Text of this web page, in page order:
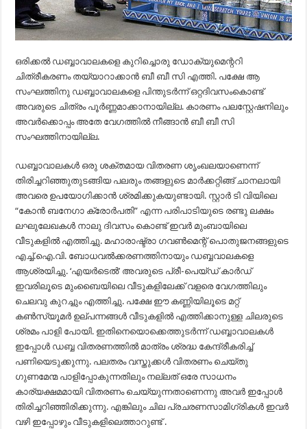
ഒരിക്കൽ ഡബ്ബാവാലകളെ കുറിച്ചൊരു ഡോക്യുമെന്ററി
ചിത്രീകരണം തയ്യാറാക്കാൻ ബീ ബീ സി എത്തി. പക്ഷേ ആ
സംഘത്തിനു ഡബ്ബാവാലകളെ പിന്തുടർന്ന് ഒറ്റദിവസംകൊണ്ട്
അവരുടെ ചിത്രം പൂർണ്ണമാക്കാനായില്ല. കാരണം പലസ്റ്റേഷനിലും
അവർക്കൊപ്പം അതേ വേഗത്തിൽ നീങ്ങാൻ ബീ ബീ സി
സംഘത്തിനായില്ല.
ഡബ്ബാവാലകൾ ഒരു ശക്തമായ വിതരണ ശൃംഖലയാണെന്ന്
തിരിച്ചറിഞ്ഞുതുടങ്ങിയ പലരും തങ്ങളുടെ മാർക്കറ്റിങ്ങ് ചാനലായി
അവരെ ഉപയോഗിക്കാൻ ശ്രമിക്കുകയുണ്ടായി. സ്റ്റാർ ടി വിയിലെ
“കോൻ ബനേഗാ ക്രോർപതി” എന്ന പരിപാടിയുടെ രണ്ടു ലക്ഷം
ലഘുലേഖകൾ നാലു ദിവസം കൊണ്ട് ഇവർ മുംബായിലെ
വീടുകളിൽ എത്തിച്ചു. മഹാരാഷ്ട്രാ ഗവൺമെന്റ് പൊതുജനങ്ങളുടെ
എച്ച്.ഐ.വി. ബോധവൽക്കരണത്തിനായും ഡബ്ബവാലകളെ
ആശ്രയിച്ചു. ‘എയർടെൽ’ അവരുടെ പ്രീ-പെയ്ഡ് കാർഡ്
ഇവരിലൂടെ മുംബൈയിലെ വീടുകളിലേക്ക് വളരെ വേഗത്തിലും
ചെലവു കുറച്ചും എത്തിച്ചു. പക്ഷേ ഈ കണ്ണിയിലൂടെ മറ്റ്
കൺസ്യൂമർ ഉല്പന്നങ്ങൾ വീടുകളിൽ എത്തിക്കാനുള്ള ചിലരുടെ
ശ്രമം പാളി പോയി. ഇതിനെയൊക്കെത്തുടർന്ന് ഡബ്ബാവാലകൾ
ഇപ്പോൾ ഡബ്ബ വിതരണത്തിൽ മാത്രം ശ്രദ്ധ കേന്ദ്രീകരിച്ച്
പണിയെടുക്കുന്നു. പലതരം വസ്തുക്കൾ വിതരണം ചെയ്തു
ഗുണമേന്മ പാളിപ്പോകുന്നതിലും നല്ലത് ഒരേ സാധനം
കാര്യക്ഷമമായി വിതരണം ചെയ്യുന്നതാണെന്നു അവർ ഇപ്പോൾ
തിരിച്ചറിഞ്ഞിരിക്കുന്നു. എങ്കിലും ചില പ്രചരണസാമിഗ്രികൾ ഇവർ
വഴി ഇപ്പോഴും വീടുകളിലെത്താറുണ്ട് .